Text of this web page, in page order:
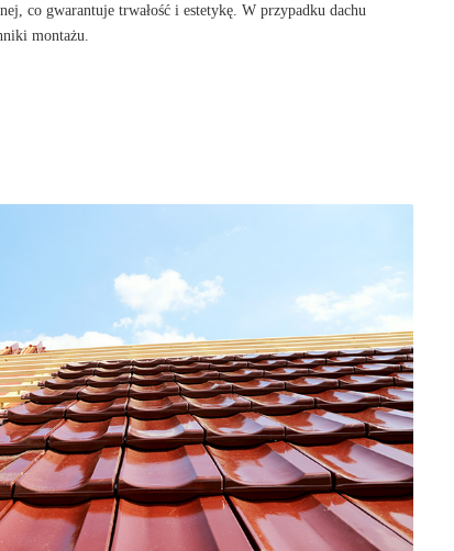
co gwarantuje trwałość i estetykę. W przypadku dachu
montażu.